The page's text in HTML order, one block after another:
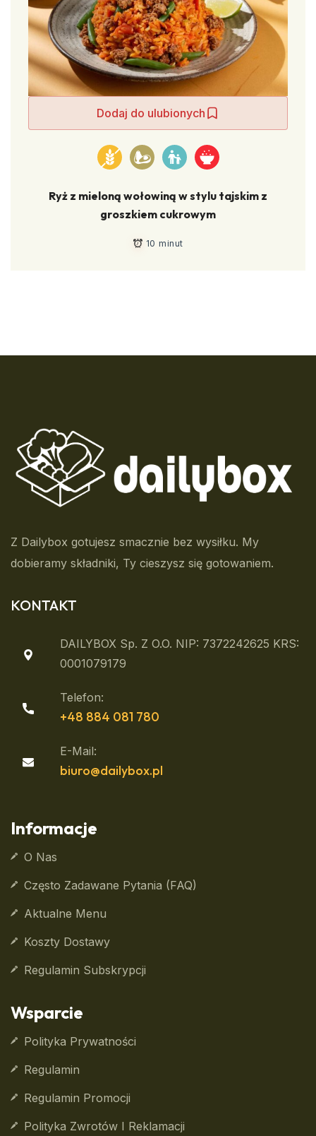
Dodaj do ulubionych
Ryż z mieloną wołowiną w stylu tajskim z
groszkiem cukrowym
10 minut
Z Dailybox gotujesz smacznie bez wysiłku. My
dobieramy składniki, Ty cieszysz się gotowaniem.
KONTAKT
DAILYBOX Sp. Z O.o. NIP: 7372242625 KRS:
0001079179
Telefon:
+48 884 081 780
E-Mail:
biuro@dailybox.pl
Informacje
O Nas
Często Zadawane Pytania (FAQ)
Aktualne Menu
Koszty Dostawy
Regulamin Subskrypcji
Wsparcie
Polityka Prywatności
Regulamin
Regulamin Promocji
Polityka Zwrotów I Reklamacji